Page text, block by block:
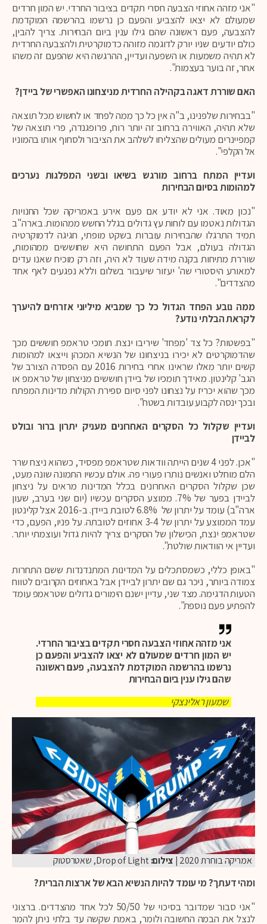
"אני מזהה אחוזי הצבעה חסרי תקדים בציבור החרדי. יש המון חרדים
שמעולם לא יצאו להצביע והפעם כן נרשמו בהרשמה המוקדמת
להצבעה, פעם ראשונה שהם גילו ענין ביום הבחירות. צריך להבין,
כולם יודעים שניו יורק לדוגמה מזוהה כדמוקרטית ולהצבעה החרדית
לא תהיה משמעות או השפעה ועדיין, ההרגשה היא שהפעם זה משהו
אחר, זה בוער בעצמות".
האם שוררת דאגה בקהילה החרדית מניצחונו האפשרי של ביידן?
"בבחירות שלפנינו, ב"ה אין כל כך ממה לפחד או לחשוש מכל תוצאה
שלא תהיה, האווירה ברחוב זה יותר רוח, פרופגנדה, פרי תוצאה של
קמפיינרים מעולים שהצליחו לשלהב את הציבור ולסחוף אותו בהמוניו
אל הקלפי".
ועדיין המתח ברחוב מורגש בשיאו ובשני המפלגות נערכים
למהומות בסיום הבחירות
"נכון מאוד. אני לא יודע אם פעם אירע באמריקה שכל החנויות
הגדולות נאטמו עם לוחות עץ גדולים בגלל החשש ממהומות. בארה"ב
תמיד התרגלו שהבחירות עוברות בשקט מופתי, חגיגה לדמוקרטיה
הגדולה בעולם, אבל הפעם התחושה היא שחוששים ממהומות,
שוררת מתיחות בקנה מידה שעוד לא היה, וזה רק מוכיח שאנו עדים
למאורע היסטורי שה' יעזור שיעבור בשלום וללא נפגעים לאף אחד
מהצדדים".
ממה נובע הפחד הגדול כל כך שמביא מיליוני אזרחים להיערך
לקראת הבלתי נודע?
"בפשטות? כל צד 'מפחד' שיריבו ינצח. תומכי טראמפ חוששים מכך
שהדמוקרטים לא יכירו בניצחונו של הנשיא המכהן וייצאו למהומות
קשים יותר מאלו שראינו אחרי בחירות 2016 עם הפסדה הצורב של
הגב' קלינטון. מאידך תומכיו של ביידן חוששים מניצחון של טראמפ או
מכך שהוא יכריז על נצחונו לפני סיום ספירת הקולות מדינות המפתח
ובכך ינסה לקבוע עובדות בשטח".
ועדיין שקלול כל הסקרים האחרונים מעניק יתרון ברור ובולט
לביידן
"אכן. לפני 4 שנים הייתה וודאות שטראמפ מפסיד, כשהוא ניצח שרר
הלם מוחלט ואנשים נותרו פעורי פה. אולם עכשיו התמונה שונה מעט,
שכן שקלול הסקרים האחרונים בכלל המדינות מראים על ניצחון
לביידן בפער של 7%. ממוצע הסקרים עכשיו (יום שני בערב, שעון
ארה"ב) עומד על יתרון של 6.8% לטובת ביידן. ב-2016 אצל קלינטון
עמד הממוצע על יתרון של 3-4 אחוזים לטובתה. על פניו, הפעם, כדי
שטראמפ ינצח, הכישלון של הסקרים צריך להיות גדול ועוצמתי יותר.
ועדיין אי הוודאות שולטת".
"באופן כללי, כשמסתכלים על המדינות המתנדנדות ששם התחרות
צמודה ביותר, ניכר גם שם יתרון לביידן אבל באחוזים הקרובים לטווח
הטעות הדגימה. מצד שני, עדיין ישנם הימורים גדולים שטראמפ עומד
להפתיע פעם נוספת".
אני מזהה אחוזי הצבעה חסרי תקדים בציבור החרדי.
יש המון חרדים שמעולם לא יצאו להצביע והפעם כן
נרשמו בהרשמה המוקדמת להצבעה, פעם ראשונה
שהם גילו ענין ביום הבחירות
שמעון ראלינצקי
אמריקה בוחרת 2020 | צילום:Drop of Light, שאטרסטוק
ומהי דעתך? מי עומד להיות הנשיא הבא של ארצות הברית?
"אני סבור שמדובר בסיכוי של 50/50 לכל אחד מהצדדים. ברצוני
לנצל את הבמה החשובה ולומר, באמת שקשה עד בלתי ניתן להמר